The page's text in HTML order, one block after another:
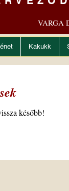
VARGA
Kakukk
később!